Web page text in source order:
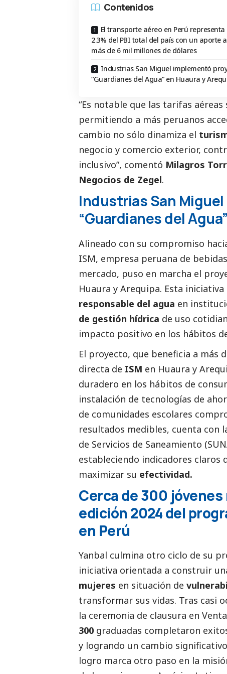
Contenidos
El transporte aéreo en Perú representa
2.3% del PBI total del país con un aporte
más de 6 mil millones de dólares
Industrias San Miguel implementó
“Guardianes del Agua” en Huaura y
“Es notable que las tarifas aéreas
permitiendo a más peruanos
cambio no sólo dinamiza el
negocio y comercio exterior,
inclusivo”, comentó Milagros
Negocios de Zegel.
Industrias San
“Guardianes del
Alineado con su compromiso
ISM, empresa peruana de
mercado, puso en marcha el
Huaura y Arequipa. Esta
responsable del agua en
de gestión hídrica de uso
impacto positivo en los hábitos
El proyecto, que beneficia a más
directa de ISM en Huaura y
duradero en los hábitos de
instalación de tecnologías de
de comunidades escolares
resultados medibles, cuenta con
de Servicios de Saneamiento
estableciendo indicadores
maximizar su efectividad.
Cerca de 300
edición 2024 del
en Perú
Yanbal culmina otro ciclo de su
iniciativa orientada a construir
mujeres en situación de
transformar sus vidas. Tras casi
la ceremonia de clausura en
300 graduadas completaron
y logrando un cambio
logro marca otro paso en la